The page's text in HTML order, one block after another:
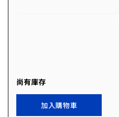
尚有庫存
加入購物車